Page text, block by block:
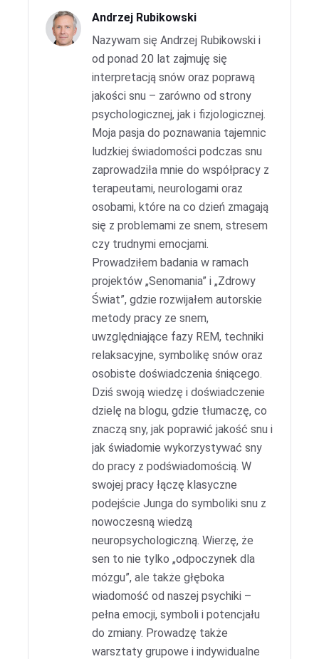
Andrzej Rubikowski
Nazywam się Andrzej Rubikowski i
od ponad 20 lat zajmuję się
interpretacją snów oraz poprawą
jakości snu – zarówno od strony
psychologicznej, jak i fizjologicznej.
Moja pasja do poznawania tajemnic
ludzkiej świadomości podczas snu
zaprowadziła mnie do współpracy z
terapeutami, neurologami oraz
osobami, które na co dzień zmagają
się z problemami ze snem, stresem
czy trudnymi emocjami.
Prowadziłem badania w ramach
projektów „Senomania” i „Zdrowy
Świat”, gdzie rozwijałem autorskie
metody pracy ze snem,
uwzględniające fazy REM, techniki
relaksacyjne, symbolikę snów oraz
osobiste doświadczenia śniącego.
Dziś swoją wiedzę i doświadczenie
dzielę na blogu, gdzie tłumaczę, co
znaczą sny, jak poprawić jakość snu i
jak świadomie wykorzystywać sny
do pracy z podświadomością. W
swojej pracy łączę klasyczne
podejście Junga do symboliki snu z
nowoczesną wiedzą
neuropsychologiczną. Wierzę, że
sen to nie tylko „odpoczynek dla
mózgu”, ale także głęboka
wiadomość od naszej psychiki –
pełna emocji, symboli i potencjału
do zmiany. Prowadzę także
warsztaty grupowe i indywidualne